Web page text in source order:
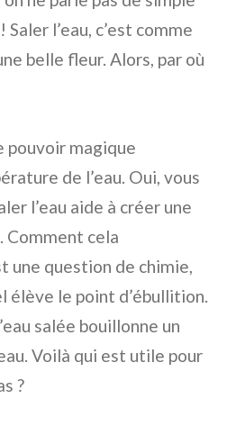
l’eau, c’est comme
belle fleur. Alors, par où
pouvoir magique
de l’eau. Oui, vous
l’eau aide à créer une
Comment cela
une question de chimie,
élève le point d’ébullition.
salée bouillonne un
Voilà qui est utile pour
?